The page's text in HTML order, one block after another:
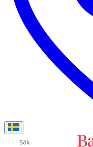
Sök